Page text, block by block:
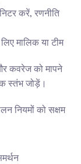
करें, रणनीति
मालिक या टीम
कवरेज को मापने
स्तंभ जोड़ें।
नियमों को सक्षम